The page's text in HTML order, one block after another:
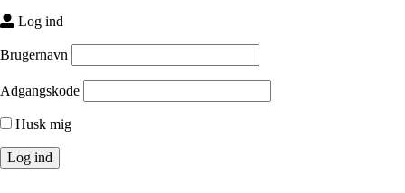
Log ind
Brugernavn
Adgangskode
Husk mig